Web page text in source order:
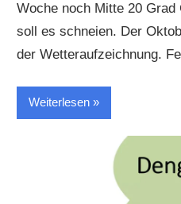
Woche noch Mitte 20
soll es schneien. Der
der Wetteraufzeichnung.
Weiterlesen